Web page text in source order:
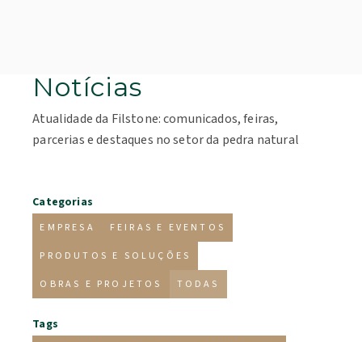
Notícias
Atualidade da Filstone: comunicados, feiras,
parcerias e destaques no setor da pedra natural
Categorias
EMPRESA FEIRAS E EVENTOS
PRODUTOS E SOLUÇÕES
OBRAS E PROJETOS TODAS
Tags